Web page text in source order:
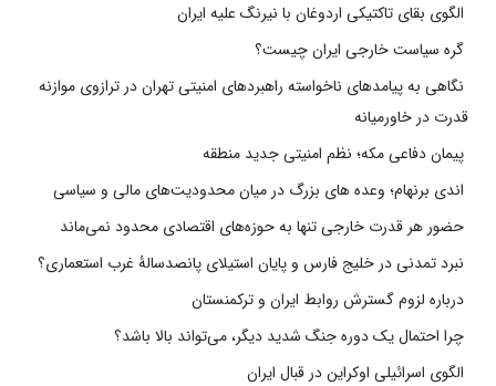
الگوی بقای تاکتیکی اردوغان با نیرنگ علیه ایران
گره سیاست خارجی ایران چیست؟
نگاهی به پیامدهای ناخواسته راهبردهای امنیتی تهران در ترازوی موازنه
قدرت در خاورمیانه
پیمان دفاعی مکه؛ نظم امنیتی جدید منطقه
اندی برنهام؛ وعده های بزرگ در میان محدودیت‌های مالی و سیاسی
حضور هر قدرت خارجی تنها به حوزه‌های اقتصادی محدود نمی‌ماند
نبرد تمدنی در خلیج فارس و پایان استیلای پانصدسالۀ غرب استعماری؟
درباره لزوم گسترش روابط ایران و ترکمنستان
چرا احتمال یک دوره جنگ شدید دیگر، می‌تواند بالا باشد؟
الگوی اسرائیلی اوکراین در قبال ایران